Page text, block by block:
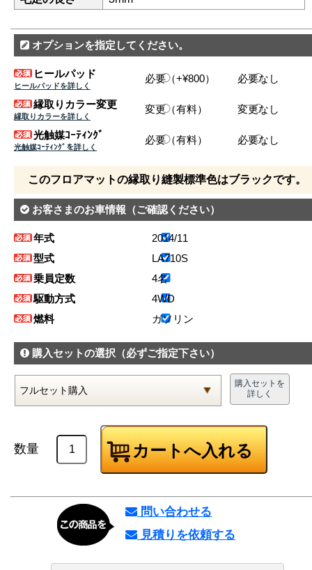
オプションを指定してください。
ヒールパッド
ヒールパッドを詳しく
必要（+¥800） 必要なし
縁取りカラー変更
縁取りカラーを詳しく
変更（有料） 変更なし
光触媒ｺｰﾃｨﾝｸﾞ
光触媒ｺｰﾃｨﾝｸﾞを詳しく
必要（有料） 必要なし
このフロアマットの縁取り縫製標準色はブラックです。
お客さまのお車情報 （ご確認ください）
年式
2014/11
型式
LA710S
乗員定数
4名
駆動方式
4WD
燃料
ガソリン
購入セットの選択 （必ずご指定下さい）
購入セットを
詳しく
数量
問い合わせる
見積りを依頼する